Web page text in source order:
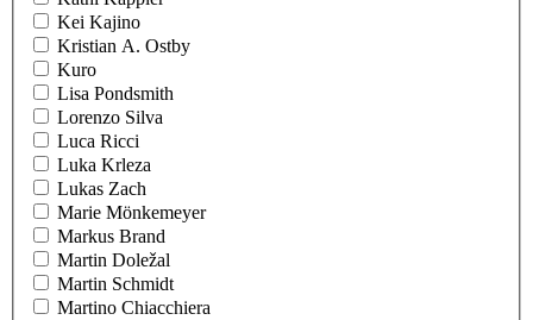
Kei Kajino
Kristian A. Ostby
Kuro
Lisa Pondsmith
Lorenzo Silva
Luca Ricci
Luka Krleza
Lukas Zach
Marie Mönkemeyer
Markus Brand
Martin Doležal
Martin Schmidt
Martino Chiacchiera